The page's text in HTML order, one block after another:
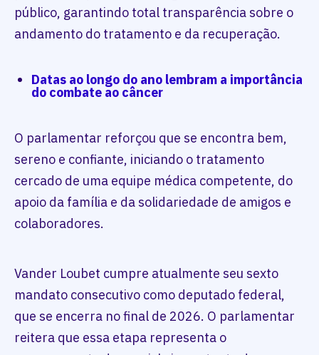
público, garantindo total transparência sobre o
andamento do tratamento e da recuperação.
Datas ao longo do ano lembram a importância
do combate ao câncer
O parlamentar reforçou que se encontra bem,
sereno e confiante, iniciando o tratamento
cercado de uma equipe médica competente, do
apoio da família e da solidariedade de amigos e
colaboradores.
Vander Loubet cumpre atualmente seu sexto
mandato consecutivo como deputado federal,
que se encerra no final de 2026. O parlamentar
reitera que essa etapa representa o